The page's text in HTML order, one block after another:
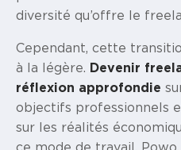
diversité qu’offre le
Cependant, cette
à la légère. Devenir
réflexion approfondie
objectifs professionnels
sur les réalités
ce mode de travail.